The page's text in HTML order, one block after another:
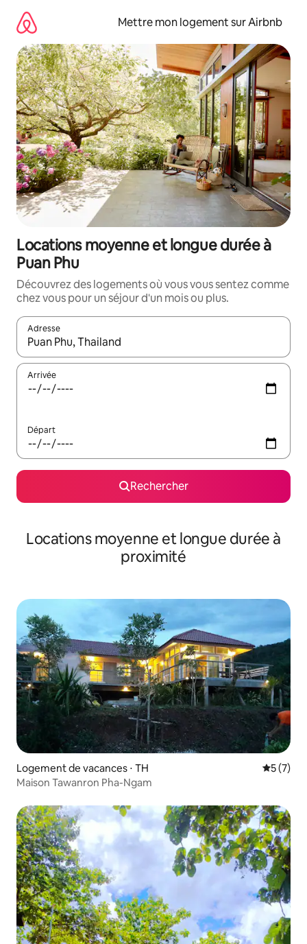
directement
contenu
Mettre mon logement sur Airbnb
Locations moyenne et longue durée à
Puan Phu
Découvrez des logements où vous vous sentez comme
chez vous pour un séjour d'un mois ou plus.
Adresse
Lorsque les résultats s'affichent, utilisez les flèches vers le
Arrivée
Départ
Rechercher
Locations moyenne et longue durée à
proximité
Logement de vacances ⋅ TH
5 (7)
Maison Tawanron Pha-Ngam